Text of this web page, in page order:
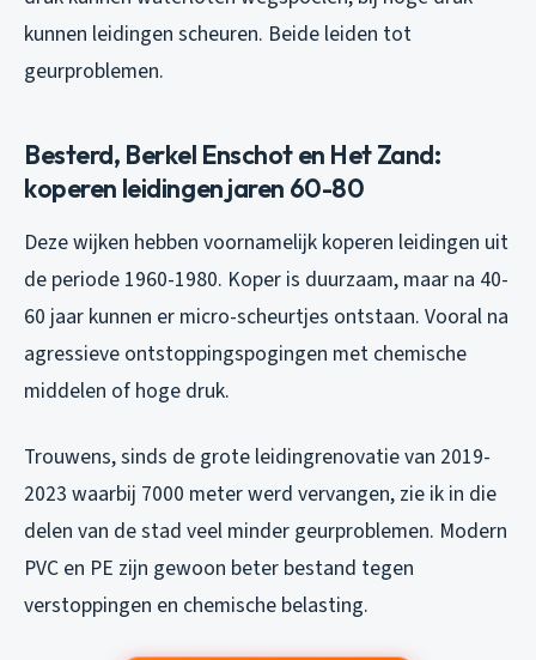
kunnen leidingen scheuren. Beide leiden tot
geurproblemen.
Besterd, Berkel Enschot en Het Zand:
koperen leidingen jaren 60-80
Deze wijken hebben voornamelijk koperen leidingen uit
de periode 1960-1980. Koper is duurzaam, maar na 40-
60 jaar kunnen er micro-scheurtjes ontstaan. Vooral na
agressieve ontstoppingspogingen met chemische
middelen of hoge druk.
Trouwens, sinds de grote leidingrenovatie van 2019-
2023 waarbij 7000 meter werd vervangen, zie ik in die
delen van de stad veel minder geurproblemen. Modern
PVC en PE zijn gewoon beter bestand tegen
verstoppingen en chemische belasting.